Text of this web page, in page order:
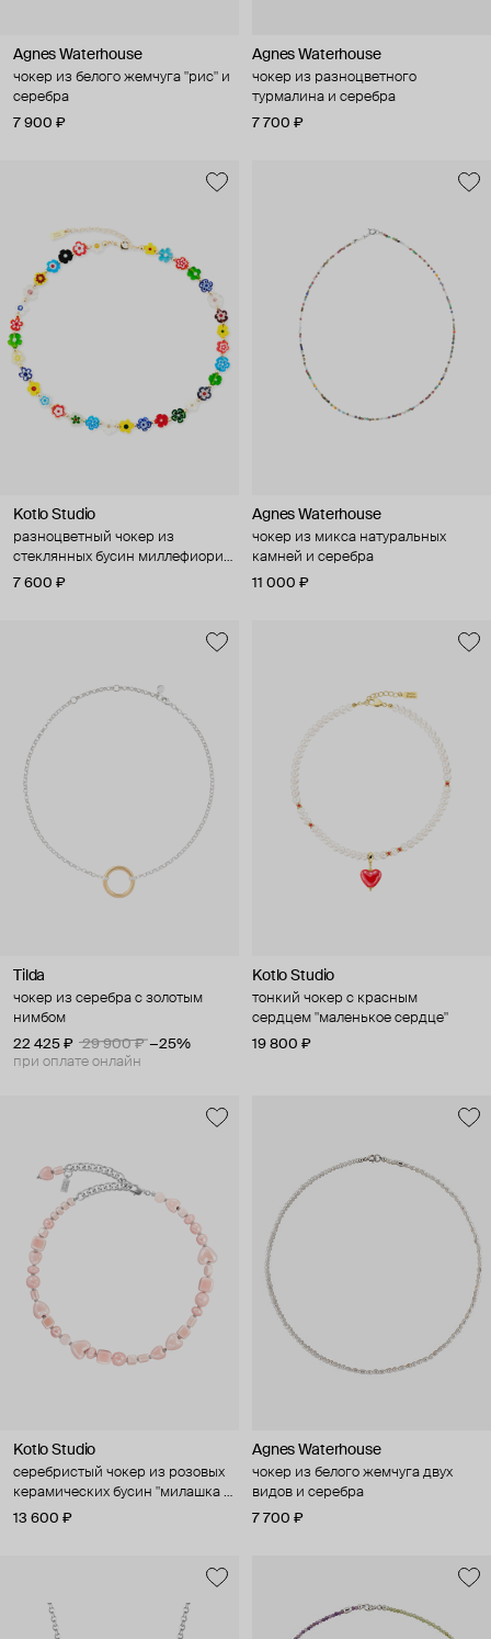
Agnes Waterhouse
чокер из белого жемчуга "рис" и
серебра
7 900 ₽
Agnes Waterhouse
чокер из разноцветного
турмалина и серебра
7 700 ₽
Kotlo Studio
разноцветный чокер из
стеклянных бусин миллефиори
"сила цветов"
7 600 ₽
Agnes Waterhouse
чокер из микса натуральных
камней и серебра
11 000 ₽
Tilda
чокер из серебра с золотым
нимбом
22 425 ₽
29 900 ₽ −25%
при оплате онлайн
Kotlo Studio
тонкий чокер с красным
сердцем "маленькое сердце"
19 800 ₽
Kotlo Studio
серебристый чокер из розовых
керамических бусин "милашка в
розовом"
13 600 ₽
Agnes Waterhouse
чокер из белого жемчуга двух
видов и серебра
7 700 ₽